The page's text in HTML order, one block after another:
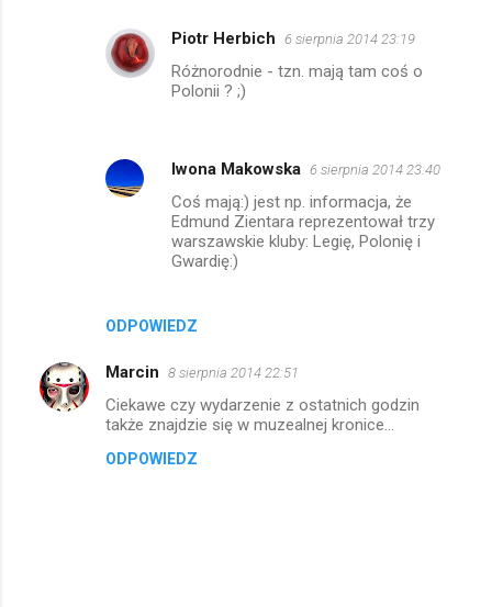
ODPOWIEDZ
Piotr Herbich 6 sierpnia 2014 23:19
Różnorodnie - tzn. mają tam coś o
Polonii ? ;)
Iwona Makowska 6 sierpnia 2014 23:40
Coś mają:) jest np. informacja, że
Edmund Zientara reprezentował trzy
warszawskie kluby: Legię, Polonię i
Gwardię:)
Marcin 8 sierpnia 2014 22:51
Ciekawe czy wydarzenie z ostatnich godzin
także znajdzie się w muzealnej kronice...
ODPOWIEDZ